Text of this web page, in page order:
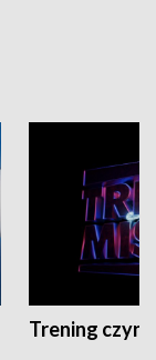
Trening czyni